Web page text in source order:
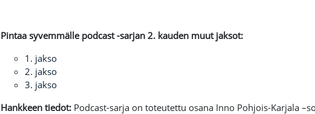
Pintaa syvemmälle podcast -sarjan 2. kauden muut jaksot:
1. jakso
2. jakso
3. jakso
Hankkeen tiedot: Podcast-sarja on toteutettu osana Inno Pohjois-Karjala